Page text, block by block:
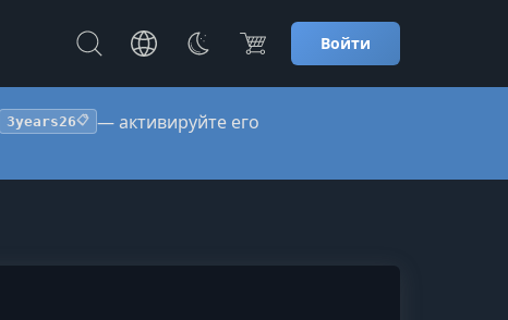
Войти
3years26📋 — активируйте его